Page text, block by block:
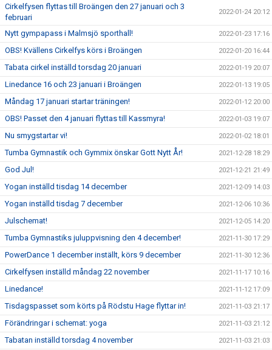
Cirkelfysen flyttas till Broängen den 27 januari och 3
februari
2022-01-24 20:12
Nytt gympapass i Malmsjö sporthall! 2022-01-23 17:16
OBS! Kvällens Cirkelfys körs i Broängen 2022-01-20 16:44
Tabata cirkel inställd torsdag 20 januari 2022-01-19 20:07
Linedance 16 och 23 januari i Broängen 2022-01-13 19:05
Måndag 17 januari startar träningen! 2022-01-12 20:00
OBS! Passet den 4 januari flyttas till Kassmyra! 2022-01-03 19:07
Nu smygstartar vi! 2022-01-02 18:01
Tumba Gymnastik och Gymmix önskar Gott Nytt År! 2021-12-28 18:29
God Jul! 2021-12-21 21:49
Yogan inställd tisdag 14 december 2021-12-09 14:03
Yogan inställd tisdag 7 december 2021-12-06 10:36
Julschemat! 2021-12-05 14:20
Tumba Gymnastiks juluppvisning den 4 december! 2021-11-30 17:29
PowerDance 1 december inställt, körs 9 december 2021-11-30 12:36
Cirkelfysen inställd måndag 22 november 2021-11-17 10:16
Linedance! 2021-11-12 17:09
Tisdagspasset som körts på Rödstu Hage flyttar in! 2021-11-03 21:17
Förändringar i schemat: yoga 2021-11-03 21:12
Tabatan inställd torsdag 4 november 2021-11-03 21:03